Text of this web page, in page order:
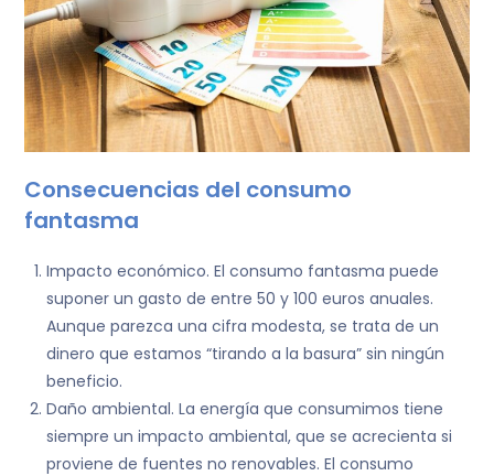
Consecuencias del consumo
fantasma
Impacto económico. El consumo fantasma puede
suponer un gasto de entre 50 y 100 euros anuales.
Aunque parezca una cifra modesta, se trata de un
dinero que estamos “tirando a la basura” sin ningún
beneficio.
Daño ambiental. La energía que consumimos tiene
siempre un impacto ambiental, que se acrecienta si
proviene de fuentes no renovables. El consumo